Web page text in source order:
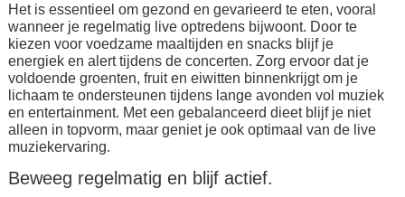
Het is essentieel om gezond en gevarieerd te eten, vooral
wanneer je regelmatig live optredens bijwoont. Door te
kiezen voor voedzame maaltijden en snacks blijf je
energiek en alert tijdens de concerten. Zorg ervoor dat je
voldoende groenten, fruit en eiwitten binnenkrijgt om je
lichaam te ondersteunen tijdens lange avonden vol muziek
en entertainment. Met een gebalanceerd dieet blijf je niet
alleen in topvorm, maar geniet je ook optimaal van de live
muziekervaring.
Beweeg regelmatig en blijf actief.